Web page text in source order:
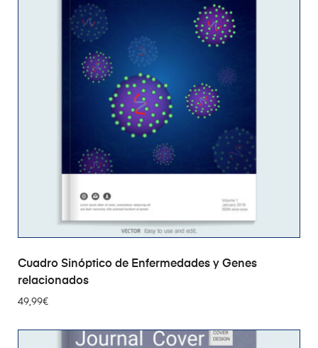
AÑADIR AL CARRITO
Cuadro Sinóptico de Enfermedades y Genes
relacionados
49,99€